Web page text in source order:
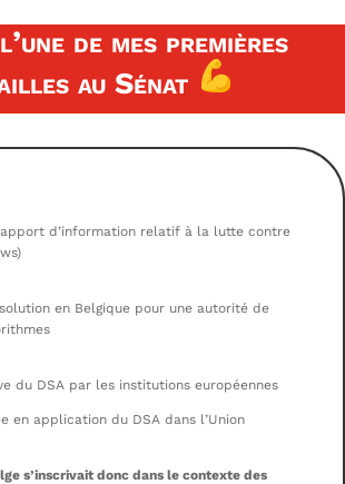
de mes premières
au Sénat
d’information relatif à la lutte contre
en Belgique pour une autorité de
du DSA par les institutions européennes
en application du DSA dans l’Union
s’inscrivait donc dans le contexte des